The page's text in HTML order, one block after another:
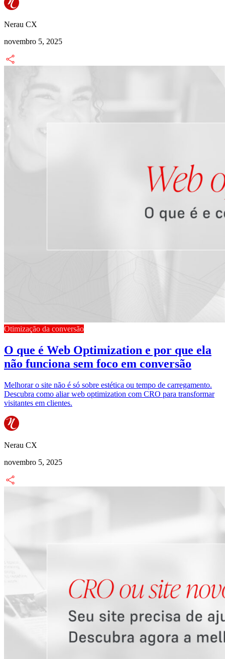
Nerau CX
novembro 5, 2025
Otimização da conversão
O que é Web Optimization e por que ela
não funciona sem foco em conversão
Melhorar o site não é só sobre estética ou tempo de carregamento.
Descubra como aliar web optimization com CRO para transformar
visitantes em clientes.
Nerau CX
novembro 5, 2025